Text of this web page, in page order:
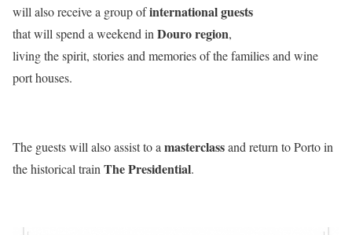
will also receive a group ofinternational guests
that will spend a weekend in Douro region,
living the spirit, stories and memories of the families and wine
port houses.
The guests will also assist to a masterclassand return to Porto in
the historical train The Presidential.